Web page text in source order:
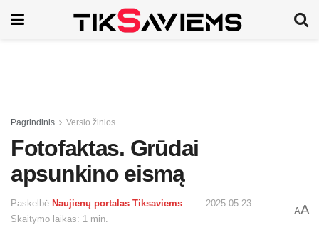
Pagrindinis Verslo žinios
Fotofaktas. Grūdai
apsunkino eismą
Paskelbė Naujienų portalas Tiksaviems
2025-05-23
Skaitymo laikas: 1 min.
AA